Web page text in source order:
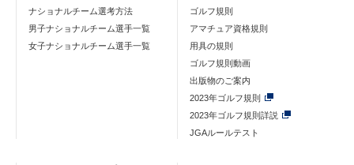
ナショナルチーム選考方法
男子ナショナルチーム選手一覧
女子ナショナルチーム選手一覧
ゴルフ規則
アマチュア資格規則
用具の規則
ゴルフ規則動画
出版物のご案内
2023年ゴルフ規則
2023年ゴルフ規則詳説
JGAルールテスト